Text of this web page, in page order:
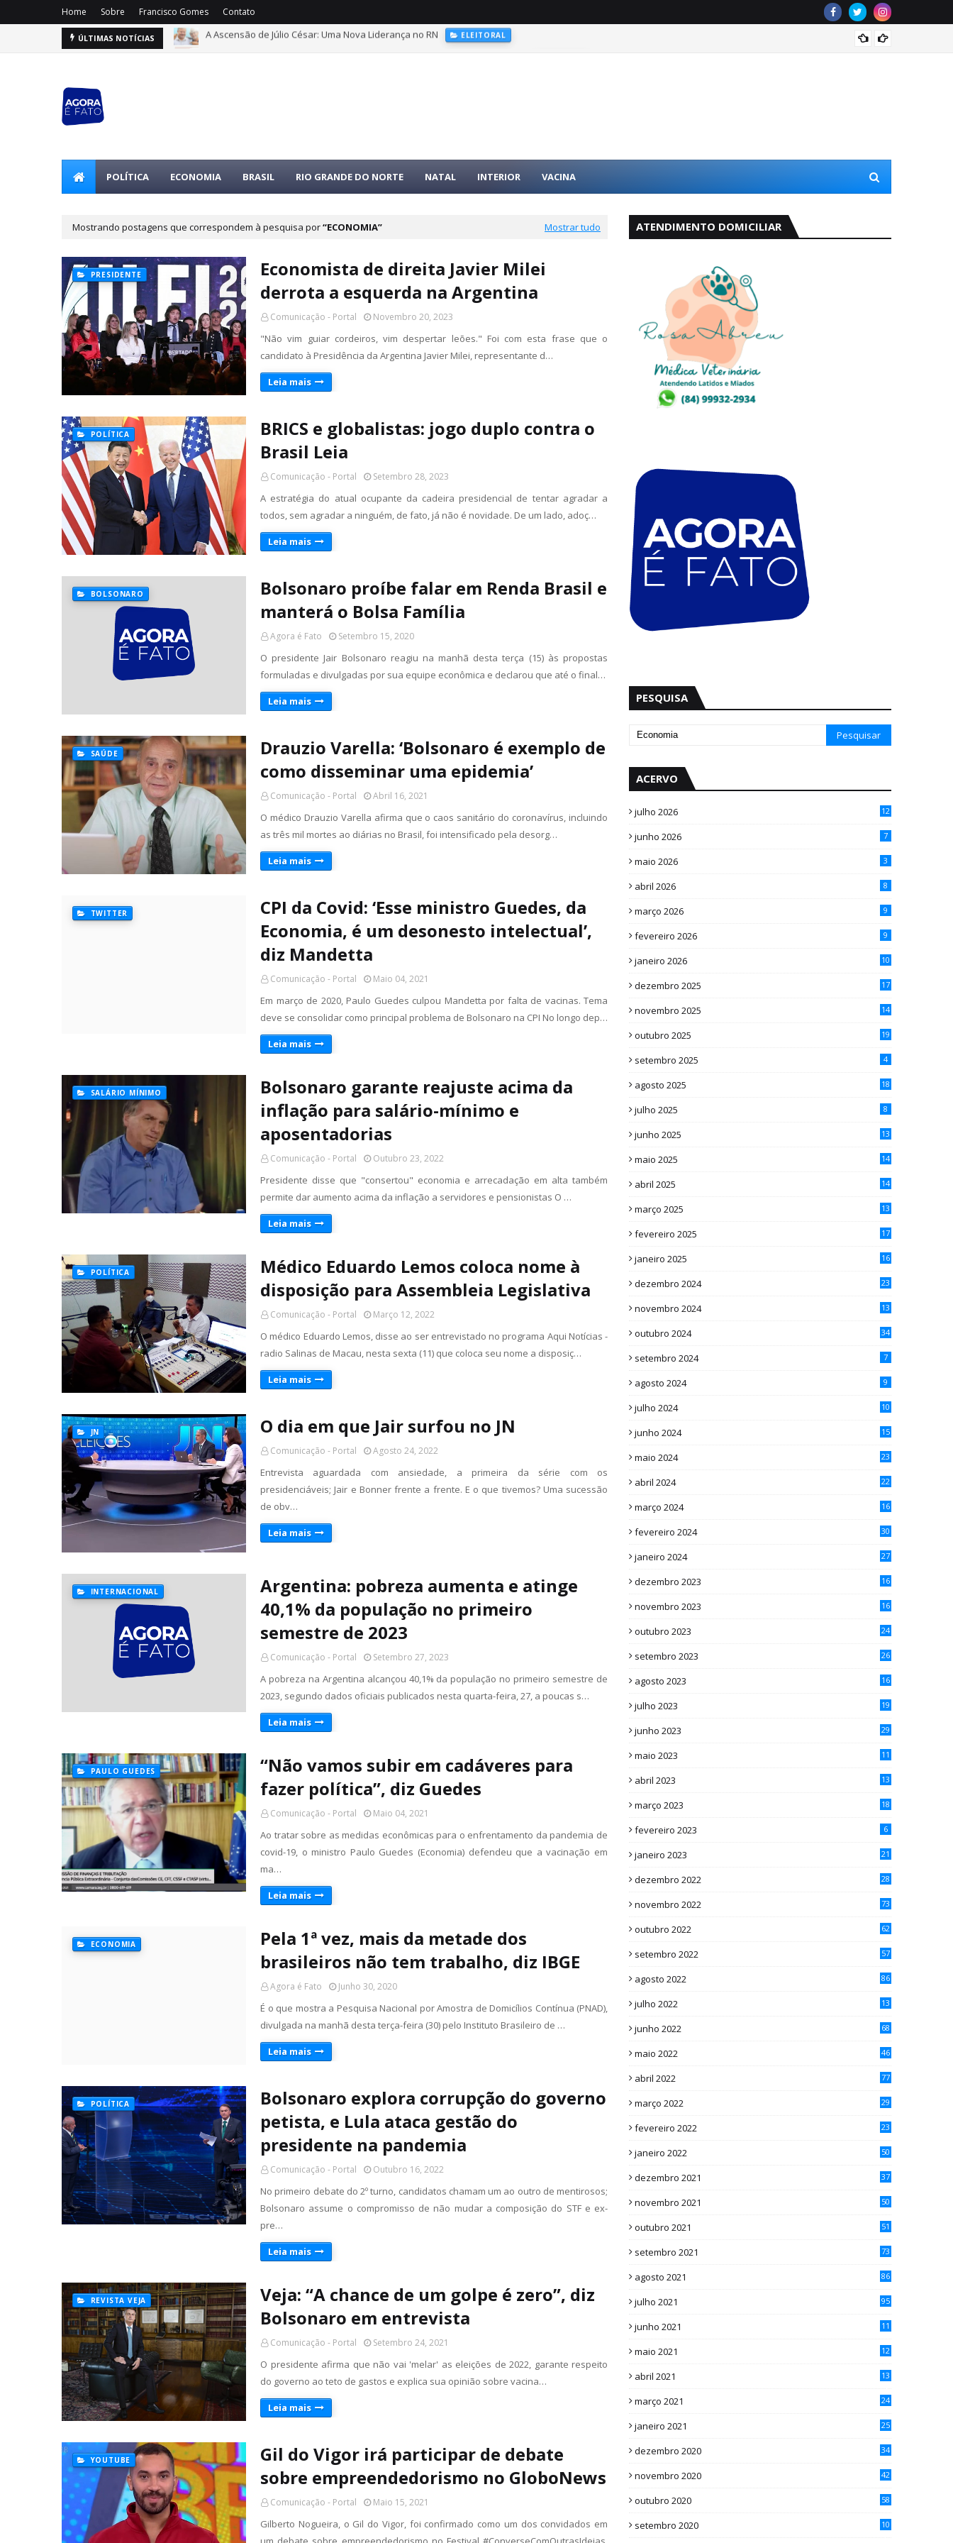
Home Sobre Francisco Gomes Contato
ÚLTIMAS NOTÍCIAS Entenda os Fundos: eleitoral, partidário e os financiadores de campanhas
POLÍTICA ECONOMIA BRASIL RIO GRANDE DO NORTE NATAL INTERIOR VACINA
Mostrando postagens que correspondem à pesquisa por ECONOMIA Mostrar tudo
PRESIDENTE
Economista de direita Javier Milei
derrota a esquerda na Argentina
Comunicação - Portal Novembro 20, 2023
"Não vim guiar cordeiros, vim despertar leões." Foi com esta frase que o
candidato à Presidência da Argentina Javier Milei, representante d…
Leia mais
POLÍTICA
BRICS e globalistas: jogo duplo contra o
Brasil Leia
Comunicação - Portal Setembro 28, 2023
A estratégia do atual ocupante da cadeira presidencial de tentar agradar a
todos, sem agradar a ninguém, de fato, já não é novidade. De um lado, adoç…
Leia mais
BOLSONARO
Bolsonaro proíbe falar em Renda Brasil e
manterá o Bolsa Família
Agora é Fato Setembro 15, 2020
O presidente Jair Bolsonaro reagiu na manhã desta terça (15) às propostas
formuladas e divulgadas por sua equipe econômica e declarou que até o final…
Leia mais
SAÚDE
Drauzio Varella: ‘Bolsonaro é exemplo de
como disseminar uma epidemia’
Comunicação - Portal Abril 16, 2021
O médico Drauzio Varella afirma que o caos sanitário do coronavírus, incluindo
as três mil mortes ao diárias no Brasil, foi intensificado pela desorg…
Leia mais
TWITTER
CPI da Covid: ‘Esse ministro Guedes, da
Economia, é um desonesto intelectual’,
diz Mandetta
Comunicação - Portal Maio 04, 2021
Em março de 2020, Paulo Guedes culpou Mandetta por falta de vacinas. Tema
deve se consolidar como principal problema de Bolsonaro na CPI No longo dep…
Leia mais
SALÁRIO MÍNIMO
Bolsonaro garante reajuste acima da
inflação para salário-mínimo e
aposentadorias
Comunicação - Portal Outubro 23, 2022
Presidente disse que "consertou" economia e arrecadação em alta também
permite dar aumento acima da inflação a servidores e pensionistas O …
Leia mais
POLÍTICA
Médico Eduardo Lemos coloca nome à
disposição para Assembleia Legislativa
Comunicação - Portal Março 12, 2022
O médico Eduardo Lemos, disse ao ser entrevistado no programa Aqui Notícias -
radio Salinas de Macau, nesta sexta (11) que coloca seu nome a disposiç…
Leia mais
JN O dia em que Jair surfou no JN
Comunicação - Portal Agosto 24, 2022
Entrevista aguardada com ansiedade, a primeira da série com os
presidenciáveis; Jair e Bonner frente a frente. E o que tivemos? Uma sucessão
de obv…
Leia mais
INTERNACIONAL
Argentina: pobreza aumenta e atinge
40,1% da população no primeiro
semestre de 2023
Comunicação - Portal Setembro 27, 2023
A pobreza na Argentina alcançou 40,1% da população no primeiro semestre de
2023, segundo dados oficiais publicados nesta quarta-feira, 27, a poucas s…
Leia mais
PAULO GUEDES
“Não vamos subir em cadáveres para
fazer política”, diz Guedes
Comunicação - Portal Maio 04, 2021
Ao tratar sobre as medidas econômicas para o enfrentamento da pandemia de
covid-19, o ministro Paulo Guedes (Economia) defendeu que a vacinação em
ma…
Leia mais
ECONOMIA
Pela 1ª vez, mais da metade dos
brasileiros não tem trabalho, diz IBGE
Agora é Fato Junho 30, 2020
É o que mostra a Pesquisa Nacional por Amostra de Domicílios Contínua (PNAD),
divulgada na manhã desta terça-feira (30) pelo Instituto Brasileiro de …
Leia mais
POLÍTICA
Bolsonaro explora corrupção do governo
petista, e Lula ataca gestão do
presidente na pandemia
Comunicação - Portal Outubro 16, 2022
No primeiro debate do 2º turno, candidatos chamam um ao outro de mentirosos;
Bolsonaro assume o compromisso de não mudar a composição do STF e ex-
pre…
Leia mais
REVISTA VEJA
Veja: “A chance de um golpe é zero”, diz
Bolsonaro em entrevista
Comunicação - Portal Setembro 24, 2021
O presidente afirma que não vai 'melar' as eleições de 2022, garante respeito
do governo ao teto de gastos e explica sua opinião sobre vacina…
Leia mais
YOUTUBE
Gil do Vigor irá participar de debate
sobre empreendedorismo no GloboNews
Comunicação - Portal Maio 15, 2021
Gilberto Nogueira, o Gil do Vigor, foi confirmado como um dos convidados em
ATENDIMENTO DOMICILIAR
PESQUISA
ACERVO
julho 2026 12
junho 2026 7
maio 2026 3
abril 2026 8
março 2026 9
fevereiro 2026 9
janeiro 2026 10
dezembro 2025 17
novembro 2025 14
outubro 2025 19
setembro 2025 4
agosto 2025 18
julho 2025 8
junho 2025 13
maio 2025 14
abril 2025 14
março 2025 13
fevereiro 2025 17
janeiro 2025 16
dezembro 2024 23
novembro 2024 13
outubro 2024 34
setembro 2024 7
agosto 2024 9
julho 2024 10
junho 2024 15
maio 2024 23
abril 2024 22
março 2024 16
fevereiro 2024 30
janeiro 2024 27
dezembro 2023 16
novembro 2023 16
outubro 2023 24
setembro 2023 26
agosto 2023 16
julho 2023 19
junho 2023 29
maio 2023 11
abril 2023 13
março 2023 18
fevereiro 2023 6
janeiro 2023 21
dezembro 2022 28
novembro 2022 73
outubro 2022 62
setembro 2022 57
agosto 2022 86
julho 2022
13
junho 2022 68
maio 2022 46
abril 2022 77
março 2022 29
fevereiro 2022 23
janeiro 2022 50
dezembro 2021 37
novembro 2021 50
outubro 2021 51
setembro 2021 73
agosto 2021 86
julho 2021 95
junho 2021
11
maio 2021
12
abril 2021
13
março 2021 24
janeiro 2021 25
dezembro 2020 34
novembro 2020 42
outubro 2020 58
setembro 2020
10